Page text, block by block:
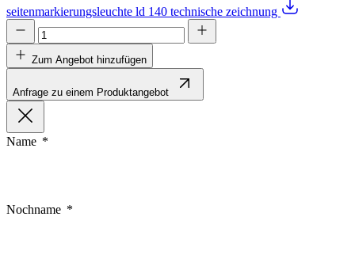
seitenmarkierungsleuchte ld 140 technische zeichnung
Zum Angebot hinzufügen
Anfrage zu einem Produktangebot
Name
Nochname